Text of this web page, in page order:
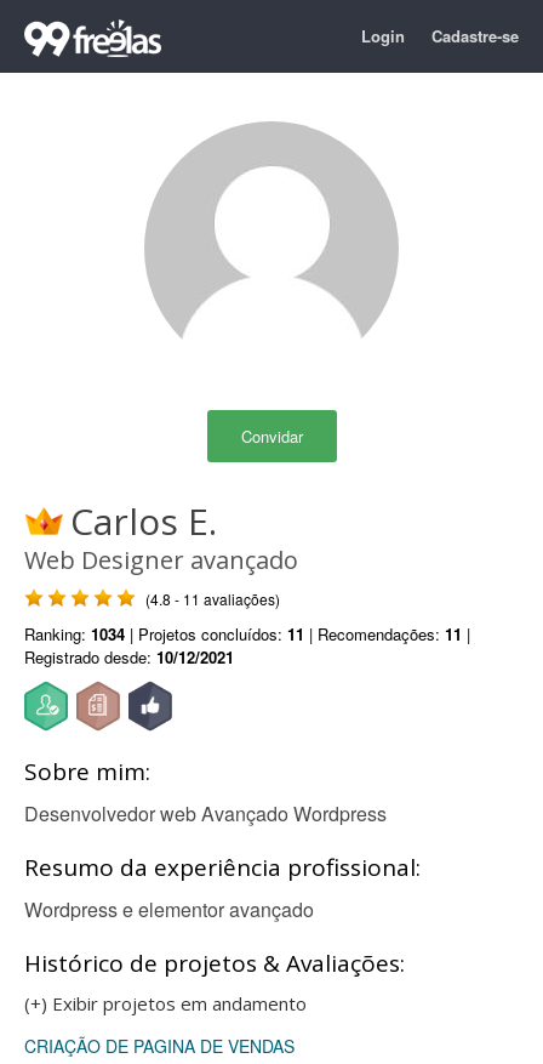
Login Cadastre-se
Convidar
Carlos E.
Web Designer avançado
(4.8 - 11 avaliações)
Ranking: 1034 | Projetos concluídos: 11 | Recomendações: 11 |
Registrado desde: 10/12/2021
Sobre mim:
Desenvolvedor web Avançado Wordpress
Resumo da experiência profissional:
Wordpress e elementor avançado
Histórico de projetos & Avaliações:
(+) Exibir projetos em andamento
CRIAÇÃO DE PAGINA DE VENDAS